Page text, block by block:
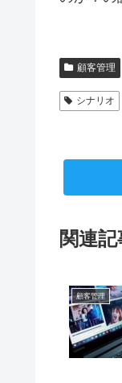
顧客管理
シナリオ
関連記
顧客管理